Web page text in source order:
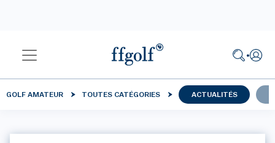
GOLF AMATEUR TOUTES CATÉGORIES ACTUALITÉS